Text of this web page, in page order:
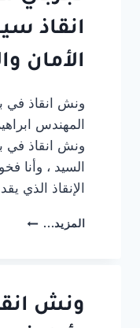
السيد
انقاذ
الأمان
ونش انقاذ في
المهندس
ونش انقاذ في
السيد ، وأنا
الإنقاذ الذي
المزيد... تجربتي
سيارات
في
ونش